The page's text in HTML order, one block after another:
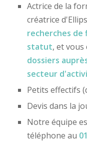
Actrice de la
créatrice
recherches de
statut, et vous
dossiers
secteur
Petits effectifs
Devis dans la
Notre équipe
téléphone au